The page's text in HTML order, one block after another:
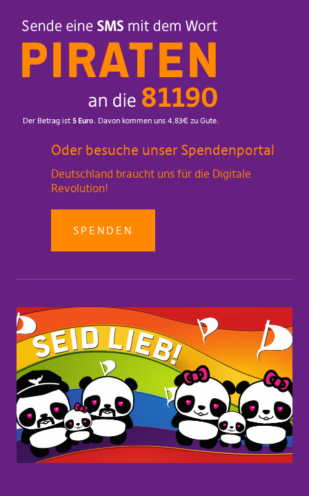
Oder besuche unser Spendenportal
Deutschland braucht uns für die Digitale
Revolution!
SPENDEN